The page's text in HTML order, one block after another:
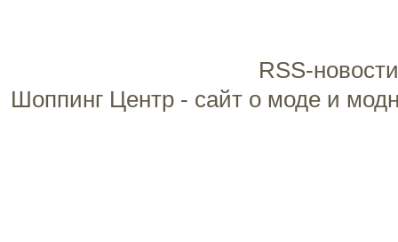
RSS-
Шоппинг Центр - сайт о моде и